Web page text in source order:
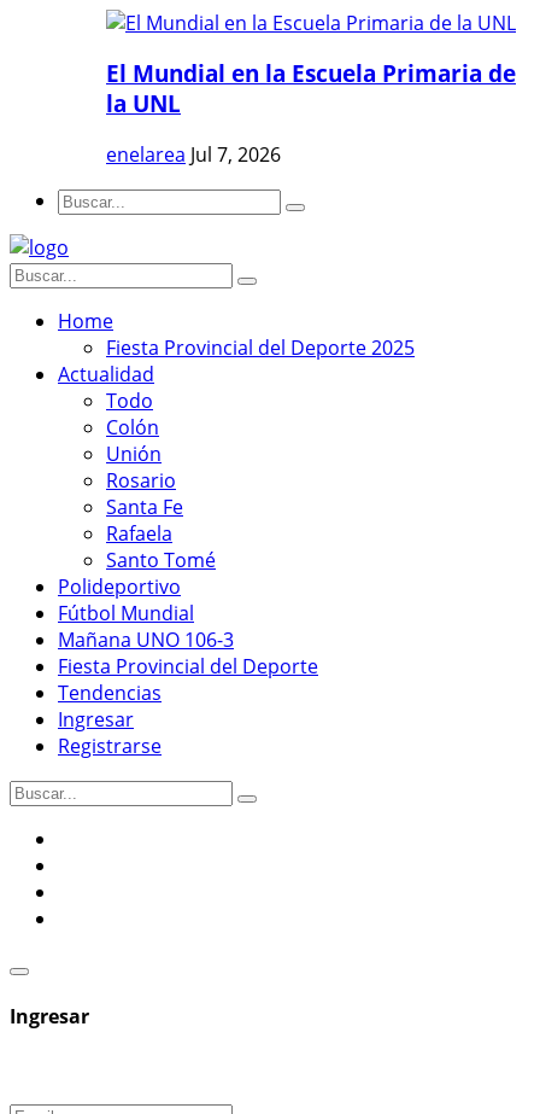
El Mundial en la Escuela Primaria de
la UNL
enelarea Jul 7, 2026
Home
Fiesta Provincial del Deporte 2025
Actualidad
Todo
Colón
Unión
Rosario
Santa Fe
Rafaela
Santo Tomé
Polideportivo
Fútbol Mundial
Mañana UNO 106-3
Fiesta Provincial del Deporte
Tendencias
Ingresar
Registrarse
Ingresar